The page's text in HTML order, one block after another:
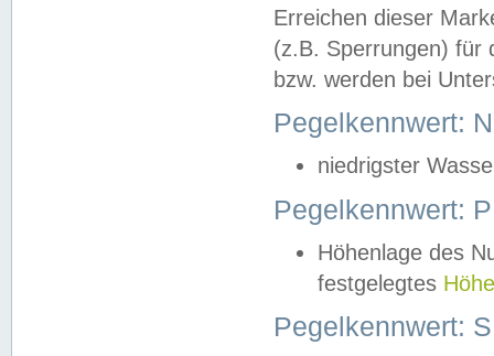
Erreichen dieser
(z.B. Sperrungen) für
bzw. werden bei
Pegelkennwert:
niedrigster
Pegelkennwert:
Höhenlage des
festgelegtes
Pegelkennwert: